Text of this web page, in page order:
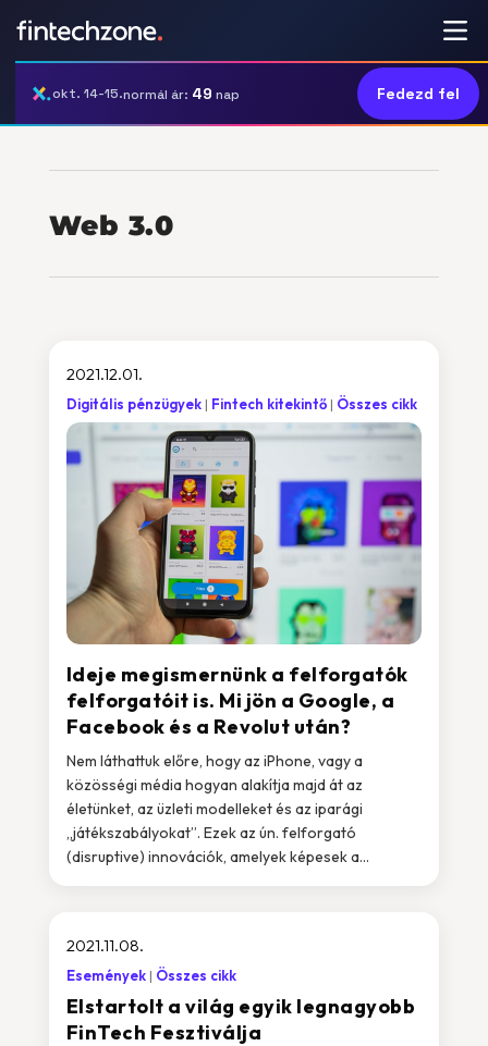
okt. 14-15.normál ár: 49 nap Fedezd fel
Web 3.0
Ideje megismernünk a felforgatók
felforgatóit is. Mi jön a Google, a
Facebook és a Revolut után?
2021.12.01.
Digitális pénzügyek Fintech kitekintő Összes cikk
Nem láthattuk előre, hogy az iPhone, vagy a
közösségi média hogyan alakítja majd át az
életünket, az üzleti modelleket és az iparági
„játékszabályokat”. Ezek az ún. felforgató
(disruptive) innovációk, amelyek képesek a...
Elstartolt a világ egyik legnagyobb
FinTech Fesztiválja
2021.11.08.
Események Összes cikk